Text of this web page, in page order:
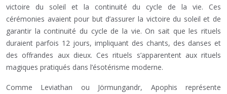
victoire du soleil et la continuité du cycle de la vie. Ces
cérémonies avaient pour but d’assurer la victoire du soleil et de
garantir la continuité du cycle de la vie. On sait que les rituels
duraient parfois 12 jours, impliquant des chants, des danses et
des offrandes aux dieux. Ces rituels s’apparentent aux rituels
magiques pratiqués dans l’ésotérisme moderne.
Comme Leviathan ou Jörmungandr, Apophis représente